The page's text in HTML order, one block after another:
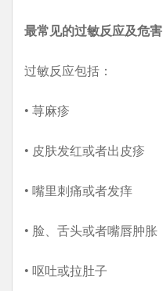
最常见的过敏反应及危害
过敏反应包括：
• 荨麻疹
• 皮肤发红或者出皮疹
• 嘴里刺痛或者发痒
• 脸、舌头或者嘴唇肿胀
• 呕吐或拉肚子